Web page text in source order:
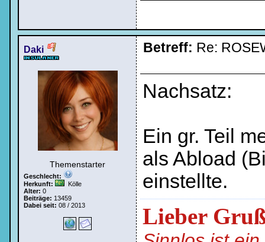
Daki
Themenstarter
Geschlecht:
Herkunft:
Kölle
Alter: 0
Beiträge: 13459
Dabei seit: 08 / 2013
Betreff: Re:
Nachsatz:
Ein gr. Teil
als Abload
einstellte.
Lieber